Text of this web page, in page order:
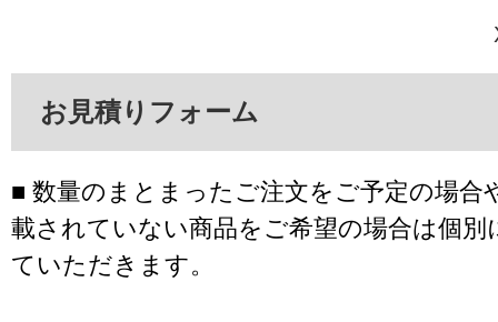
お見積りフォーム
■ 数量のまとまったご注文をご予定の場合
載されていない商品をご希望の場合は個別
ていただきます。